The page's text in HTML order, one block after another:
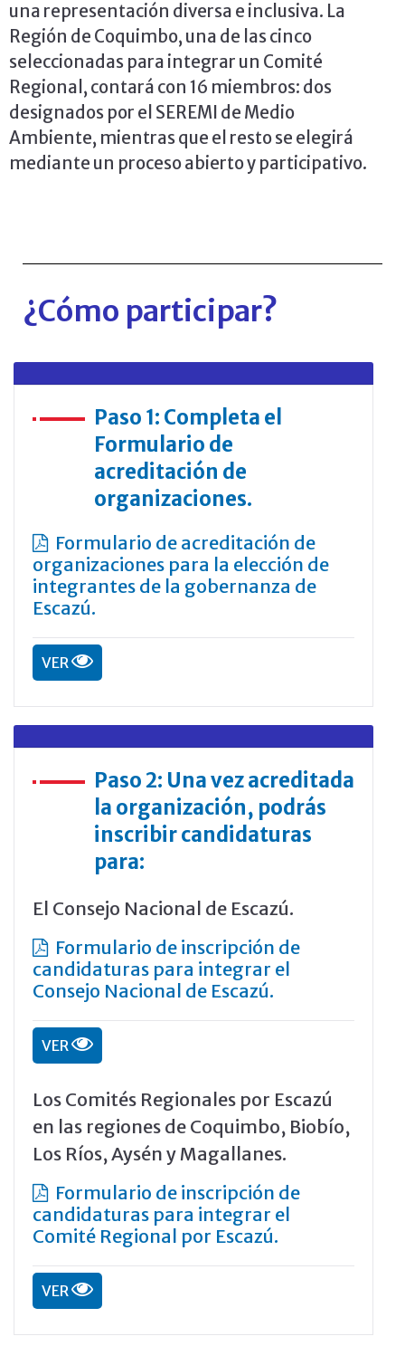
una representación diversa e inclusiva. La
Región de Coquimbo, una de las cinco
seleccionadas para integrar un Comité
Regional, contará con 16 miembros: dos
designados por el SEREMI de Medio
Ambiente, mientras que el resto se elegirá
mediante un proceso abierto y participativo.
¿Cómo participar?
Paso 1: Completa el
Formulario de
acreditación de
organizaciones.
Formulario de acreditación de
organizaciones para la elección de
integrantes de la gobernanza de
Escazú.
VER
Paso 2: Una vez acreditada
la organización, podrás
inscribir candidaturas
para:
El Consejo Nacional de Escazú.
Formulario de inscripción de
candidaturas para integrar el
Consejo Nacional de Escazú.
VER
Los Comités Regionales por Escazú
en las regiones de Coquimbo, Biobío,
Los Ríos, Aysén y Magallanes.
Formulario de inscripción de
candidaturas para integrar el
Comité Regional por Escazú.
VER